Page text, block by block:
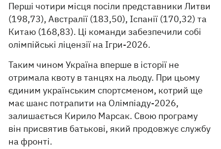
Перші чотири місця посіли представники Литви
(198,73), Австралії (183,50), Іспанії (170,32) та
Китаю (168,83). Ці команди забезпечили собі
олімпійські ліцензії на Ігри-2026.
Таким чином Україна вперше в історії не
отримала квоту в танцях на льоду. При цьому
єдиним українським спортсменом, котрий ще
має шанс потрапити на Олімпіаду-2026,
залишається Кирило Марсак. Свою програму
він присвятив батькові, який продовжує службу
на фронті.